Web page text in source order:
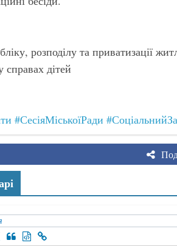
розподілу та приватизації
справах дітей
#СесіяМіськоїРади